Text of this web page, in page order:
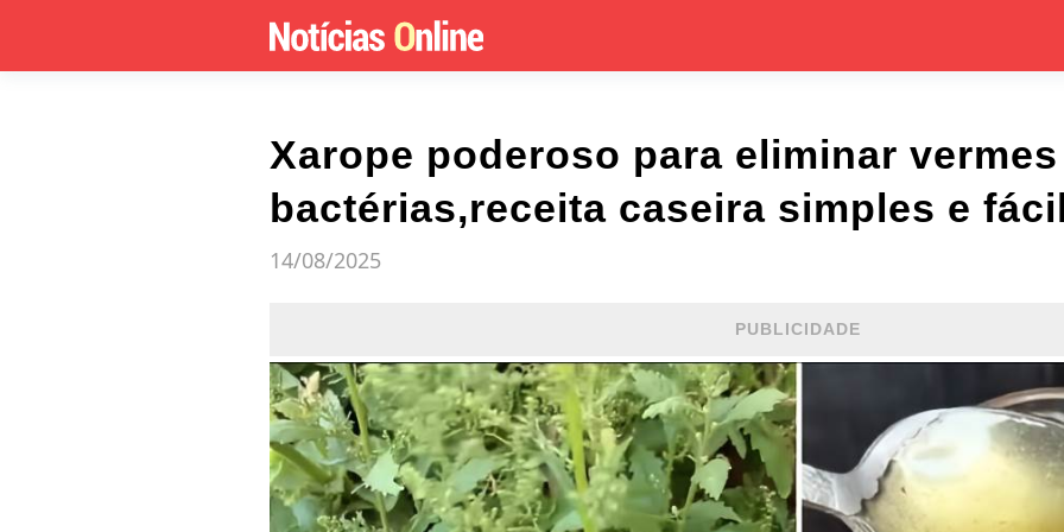
Xarope poderoso para eliminar
bactérias,receita caseira simples e
14/08/2025
PUBLICIDADE